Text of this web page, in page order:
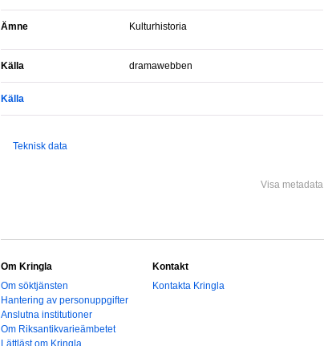
Ämne Kulturhistoria
Källa dramawebben
Källa
Teknisk data
Visa metadata
Om Kringla
Om söktjänsten
Hantering av personuppgifter
Anslutna institutioner
Om Riksantikvarieämbetet
Lättläst om Kringla
Kontakt
Kontakta Kringla